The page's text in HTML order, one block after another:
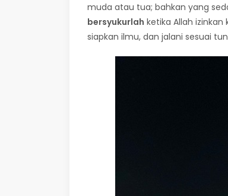
muda atau tua; bahkan yang
bersyukurlah ketika Allah
siapkan ilmu, dan jalani sesuai